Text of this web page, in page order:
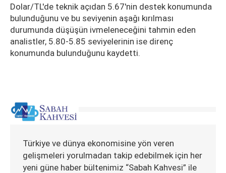
Dolar/TL'de teknik açıdan 5.67'nin destek konumunda
bulunduğunu ve bu seviyenin aşağı kırılması
durumunda düşüşün ivmeleneceğini tahmin eden
analistler, 5.80-5.85 seviyelerinin ise direnç
konumunda bulunduğunu kaydetti.
Türkiye ve dünya ekonomisine yön veren
gelişmeleri yorulmadan takip edebilmek için her
yeni güne haber bültenimiz “Sabah Kahvesi” ile